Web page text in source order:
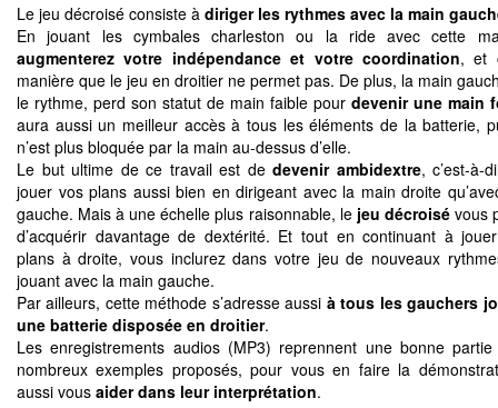
Le jeu décroisé consiste à diriger les rythmes avec la main
En jouant les cymbales charleston ou la ride avec cette
augmenterez votre indépendance et votre coordination, et
manière que le jeu en droitier ne permet pas. De plus, la main
le rythme, perd son statut de main faible pour devenir une main
aura aussi un meilleur accès à tous les éléments de la batterie,
n’est plus bloquée par la main au-dessus d’elle.
Le but ultime de ce travail est dedevenir ambidextre, c’est-à-
jouer vos plans aussi bien en dirigeant avec la main droite
gauche. Mais à une échelle plus raisonnable, le jeu décroisévous
d’acquérir davantage de dextérité. Et tout en continuant à
plans à droite, vous inclurez dans votre jeu de nouveaux
jouant avec la main gauche.
Par ailleurs, cette méthode s’adresse aussi à tous les gauchers
une batterie disposée en droitier.
Les enregistrements audios (MP3) reprennent une bonne
nombreux exemples proposés, pour vous en faire la
aussi vous aider dans leur interprétation.